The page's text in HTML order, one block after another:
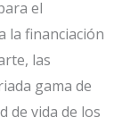
el
la financiación
las
gama de
de vida de los